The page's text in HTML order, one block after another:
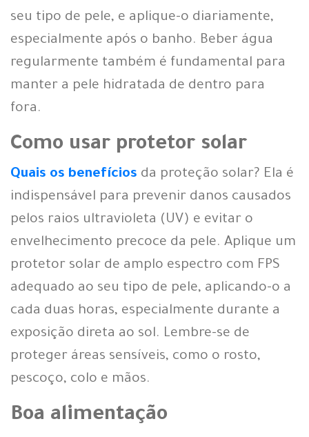
seu tipo de pele, e aplique-o diariamente,
especialmente após o banho. Beber água
regularmente também é fundamental para
manter a pele hidratada de dentro para
fora.
Como usar protetor solar
Quais os benefícios da proteção solar? Ela é
indispensável para prevenir danos causados
pelos raios ultravioleta (UV) e evitar o
envelhecimento precoce da pele. Aplique um
protetor solar de amplo espectro com FPS
adequado ao seu tipo de pele, aplicando-o a
cada duas horas, especialmente durante a
exposição direta ao sol. Lembre-se de
proteger áreas sensíveis, como o rosto,
pescoço, colo e mãos.
Boa alimentação